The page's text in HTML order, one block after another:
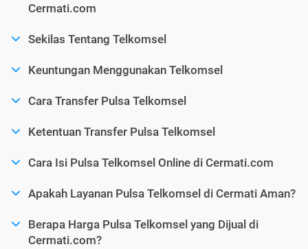
Cermati.com
Sekilas Tentang Telkomsel
Keuntungan Menggunakan Telkomsel
Cara Transfer Pulsa Telkomsel
Ketentuan Transfer Pulsa Telkomsel
Cara Isi Pulsa Telkomsel Online di Cermati.com
Apakah Layanan Pulsa Telkomsel di Cermati Aman?
Berapa Harga Pulsa Telkomsel yang Dijual di
Cermati.com?